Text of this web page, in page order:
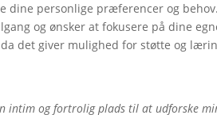
dine personlige præferencer og
og ønsker at fokusere på dine
det giver mulighed for støtte og
intim og fortrolig plads til at udforske